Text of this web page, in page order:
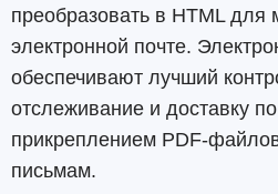
преобразовать в HTML для
электронной почте.
обеспечивают лучший
отслеживание и доставку
прикреплением PDF-
письмам.